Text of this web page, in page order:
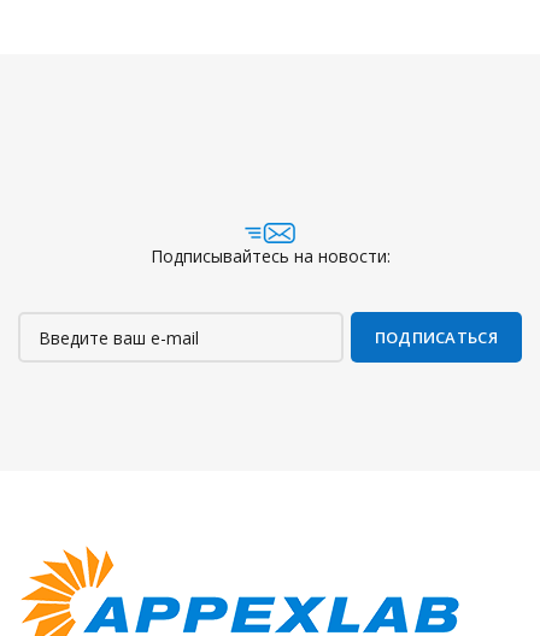
Подписывайтесь на новости: